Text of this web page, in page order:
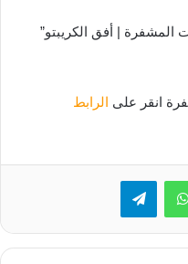
المشفرة | أفق الكريبتو”
انقر على الرابط
واتساب تيلقرام